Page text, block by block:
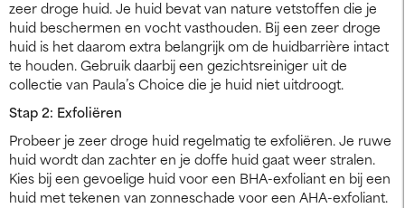
zeer droge huid. Je huid bevat van nature vetstoffen die je
huid beschermen en vocht vasthouden. Bij een zeer droge
huid is het daarom extra belangrijk om de huidbarrière intact
te houden. Gebruik daarbij een gezichtsreiniger uit de
collectie van Paula’s Choice die je huid niet uitdroogt.
Stap 2: Exfoliëren
Probeer je zeer droge huid regelmatig te exfoliëren. Je ruwe
huid wordt dan zachter en je doffe huid gaat weer stralen.
Kies bij een gevoelige huid voor een BHA-exfoliant en bij een
huid met tekenen van zonneschade voor een AHA-exfoliant.